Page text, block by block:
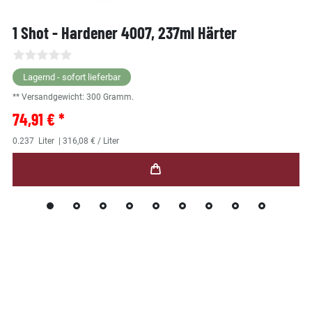
1 Shot - Hardener 4007, 237ml Härter
Lagernd - sofort lieferbar
** Versandgewicht: 300 Gramm.
74,91 € *
0.237 Liter | 316,08 € / Liter